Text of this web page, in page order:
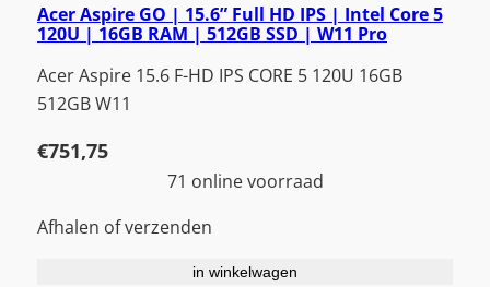
Acer Aspire GO | 15.6” Full HD IPS | Intel Core 5
120U | 16GB RAM | 512GB SSD | W11 Pro
Acer Aspire 15.6 F-HD IPS CORE 5 120U 16GB
512GB W11
€751,75
71 online voorraad
Afhalen of verzenden
in winkelwagen